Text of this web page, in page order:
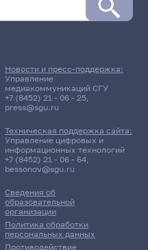
Сведения об
образовательной
организации
Политика обработки
персональных данных
Противодействие
Новости и пресс-поддержка:
Управление
медиакоммуникаций СГУ
+7 (8452) 21 - 06 - 25,
press@sgu.ru
Техническая поддержка сайта:
Управление цифровых и
информационных технологий
+7 (8452) 21 - 06 - 64,
bessonov@sgu.ru